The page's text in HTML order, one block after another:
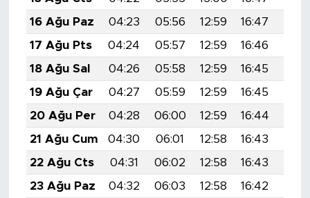
16 Ağu Paz
04:23 05:56 12:59 16:47
17 Ağu Pts
04:24 05:57 12:59 16:46
18 Ağu Sal
04:26 05:58 12:59 16:45
19 Ağu Çar
04:27 05:59 12:59 16:45
20 Ağu Per
04:28 06:00 12:59 16:44
21 Ağu Cum
04:30 06:01 12:58 16:43
22 Ağu Cts
04:31 06:02 12:58 16:43
23 Ağu Paz
04:32 06:03 12:58 16:42